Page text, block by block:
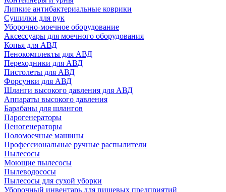
Липкие антибактериальные коврики
Сушилки для рук
Уборочно-моечное оборудование
Аксессуары для моечного оборудования
Копья для АВД
Пенокомплекты для АВД
Переходники для АВД
Пистолеты для АВД
Форсунки для АВД
Шланги высокого давления для АВД
Аппараты высокого давления
Барабаны для шлангов
Парогенераторы
Пеногенераторы
Поломоечные машины
Профессиональные ручные распылители
Пылесосы
Моющие пылесосы
Пылеводососы
Пылесосы для сухой уборки
Уборочный инвентарь для пищевых предприятий